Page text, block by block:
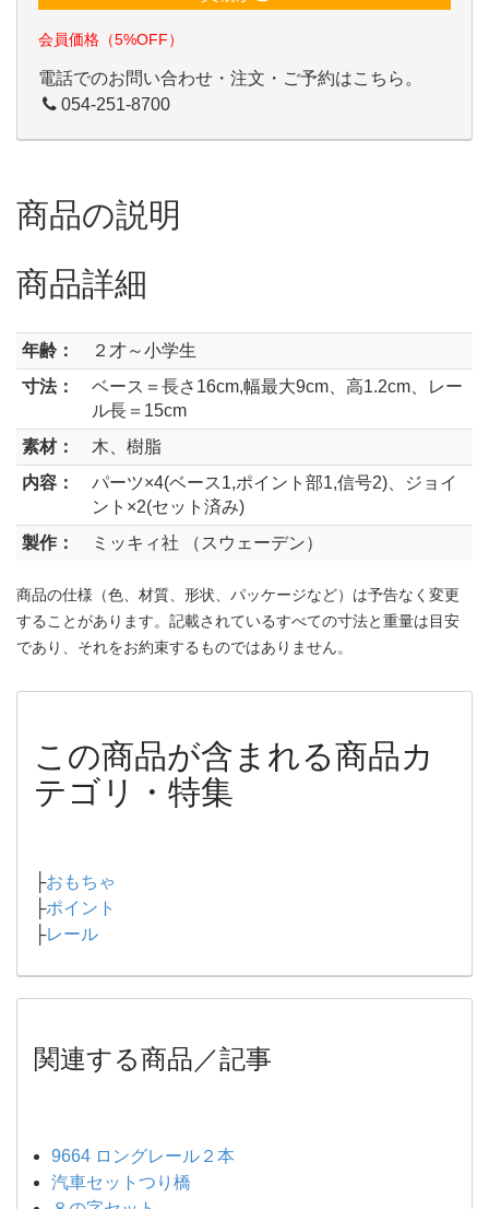
会員価格（5%OFF）
電話でのお問い合わせ・注文・ご予約はこちら。
054-251-8700
商品の説明
商品詳細
年齢：
２才～小学生
寸法：
ベース＝長さ16cm,幅最大9cm、高1.2cm、レー
ル長＝15cm
素材：
木、樹脂
内容：
パーツ×4(ベース1,ポイント部1,信号2)、ジョイ
ント×2(セット済み)
製作：
ミッキィ社 （スウェーデン）
商品の仕様（色、材質、形状、パッケージなど）は予告なく変更
することがあります。記載されているすべての寸法と重量は目安
であり、それをお約束するものではありません。
この商品が含まれる商品カ
テゴリ・特集
├おもちゃ
├ポイント
├レール
関連する商品／記事
9664 ロングレール２本
汽車セットつり橋